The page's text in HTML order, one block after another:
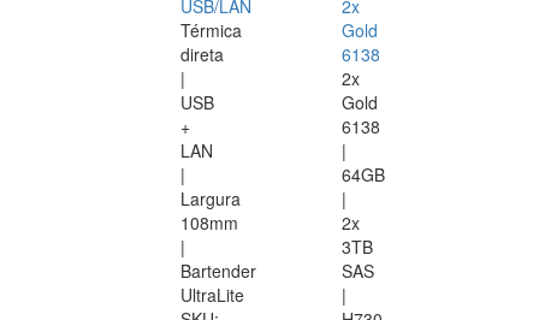
USB/LAN
Térmica
direta
|
USB
+
LAN
|
Largura
108mm
|
Bartender
UltraLite
2x
Gold
6138
2x
Gold
6138
|
64GB
|
2x
3TB
SAS
|